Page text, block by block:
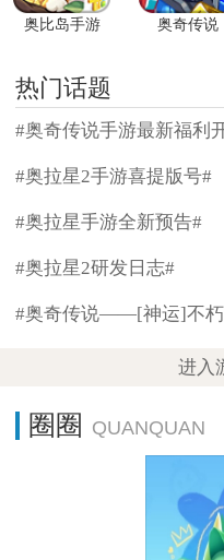
奥比岛手游 奥奇传说
热门话题
#奥奇传说手游最新福利
#奥拉星2手游喜提版号#
#奥拉星手游全新预告#
#奥拉星2研发日志#
#奥奇传说——[神运]不朽
进入
圈圈